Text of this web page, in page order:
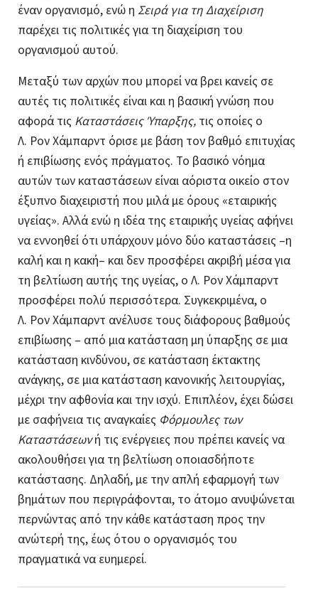
έναν οργανισμό, ενώ η Σειρά για τη Διαχείριση
παρέχει τις πολιτικές για τη διαχείριση του
οργανισμού αυτού.
Μεταξύ των αρχών που μπορεί να βρει κανείς σε
αυτές τις πολιτικές είναι και η βασική γνώση που
αφορά τις Καταστάσεις Ύπαρξης, τις οποίες ο
Λ. Ρον Χάμπαρντ όρισε με βάση τον βαθμό επιτυχίας
ή επιβίωσης ενός πράγματος. Το βασικό νόημα
αυτών των καταστάσεων είναι αόριστα οικείο στον
έξυπνο διαχειριστή που μιλά με όρους «εταιρικής
υγείας». Αλλά ενώ η ιδέα της εταιρικής υγείας αφήνει
να εννοηθεί ότι υπάρχουν μόνο δύο καταστάσεις –η
καλή και η κακή– και δεν προσφέρει ακριβή μέσα για
τη βελτίωση αυτής της υγείας, ο Λ. Ρον Χάμπαρντ
προσφέρει πολύ περισσότερα. Συγκεκριμένα, ο
Λ. Ρον Χάμπαρντ ανέλυσε τους διάφορους βαθμούς
επιβίωσης – από μια κατάσταση μη ύπαρξης σε μια
κατάσταση κινδύνου, σε κατάσταση έκτακτης
ανάγκης, σε μια κατάσταση κανονικής λειτουργίας,
μέχρι την αφθονία και την ισχύ. Επιπλέον, έχει δώσει
με σαφήνεια τις αναγκαίες Φόρμουλες των
Καταστάσεωνή τις ενέργειες που πρέπει κανείς να
ακολουθήσει για τη βελτίωση οποιασδήποτε
κατάστασης. Δηλαδή, με την απλή εφαρμογή των
βημάτων που περιγράφονται, το άτομο ανυψώνεται
περνώντας από την κάθε κατάσταση προς την
ανώτερή της, έως ότου ο οργανισμός του
πραγματικά να ευημερεί.